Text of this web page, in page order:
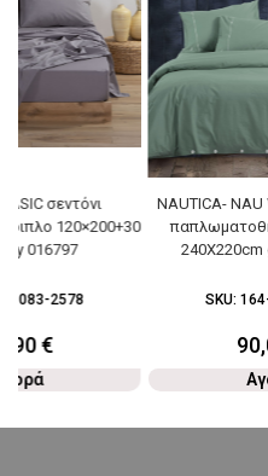
σεντόνι
120×200+30
016797
083-2578
€
NAUTICA- NAU
240X220cm
SKU: